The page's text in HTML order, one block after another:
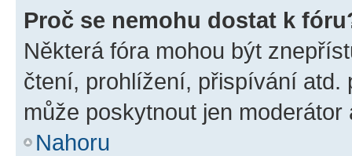
Proč se nemohu dostat k
Některá fóra mohou být
čtení, prohlížení, přispívání atd.
může poskytnout jen
Nahoru